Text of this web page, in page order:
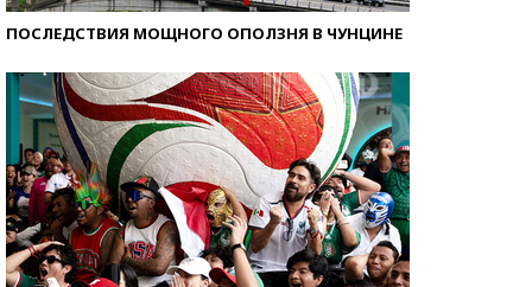
ПОСЛЕДСТВИЯ МОЩНОГО ОПОЛЗНЯ В ЧУНЦИНЕ